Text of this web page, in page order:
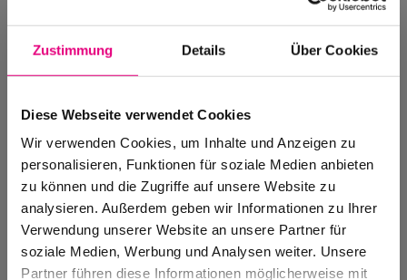
Zustimmung Details Über Cookies
Diese Webseite verwendet Cookies
Wir verwenden Cookies, um Inhalte und Anzeigen zu
personalisieren, Funktionen für soziale Medien anbieten
zu können und die Zugriffe auf unsere Website zu
analysieren. Außerdem geben wir Informationen zu Ihrer
Verwendung unserer Website an unsere Partner für
soziale Medien, Werbung und Analysen weiter. Unsere
Partner führen diese Informationen möglicherweise mit
Events Archive